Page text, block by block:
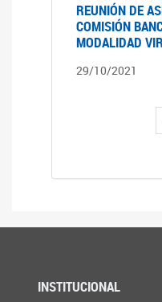
REUNIÓN DE
COMISIÓN
MODALIDAD
29/10/2021
INSTITUCIONAL